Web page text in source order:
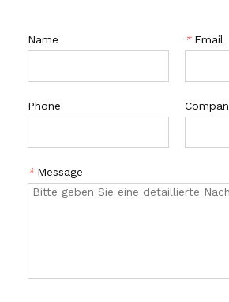
Name * Email
Phone
* Message